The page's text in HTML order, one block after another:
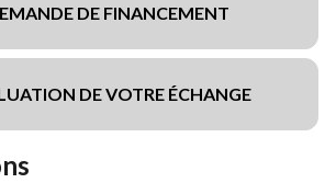
DE FINANCEMENT
DE VOTRE ÉCHANGE